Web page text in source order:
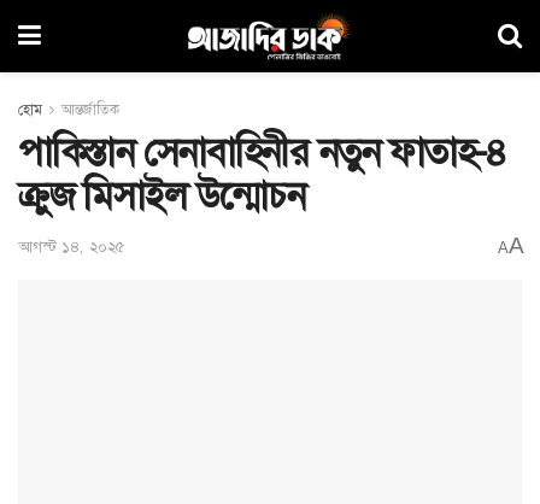
হোম আন্তর্জাতিক
পাকিস্তান সেনাবাহিনীর নতুন ফাতাহ-৪
ক্রুজ মিসাইল উন্মোচন
আগস্ট ১৪, ২০২৫ AA